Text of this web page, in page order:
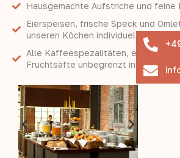
Hausgemachte Aufstriche und feine
Eierspeisen, frische Speck und
unseren Köchen individuell zubereitet
Alle Kaffeespezalitäten, edle
Fruchtsäfte unbegrenzt inklusive